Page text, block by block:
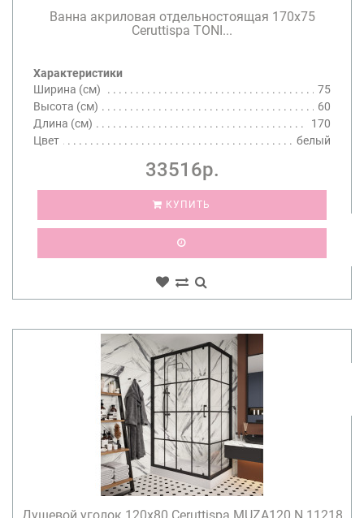
Ванна акриловая отдельностоящая 170х75
Ceruttispa TONI...
Характеристики
Ширина (см)
75
Высота (см)
60
Длина (см)
170
Цвет
белый
33516р.
КУПИТЬ
Душевой уголок 120х80 Ceruttispa MUZA120 N 11218